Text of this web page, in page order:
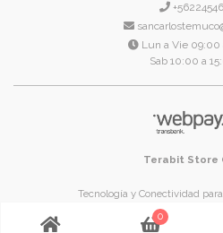
Lun a Vie 09:00
Sab 10:00 a
Terabit Store
Tecnología y Conectividad
Temuco - Región de La
0